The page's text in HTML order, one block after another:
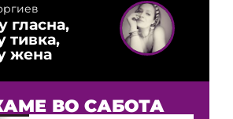
гласна,
тивка,
жена
ВО САБОТА